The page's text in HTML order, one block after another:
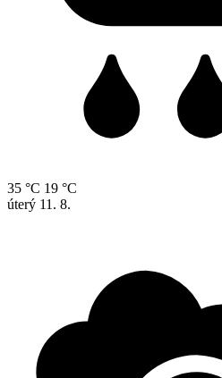
35 °C 19 °C
úterý 11. 8.